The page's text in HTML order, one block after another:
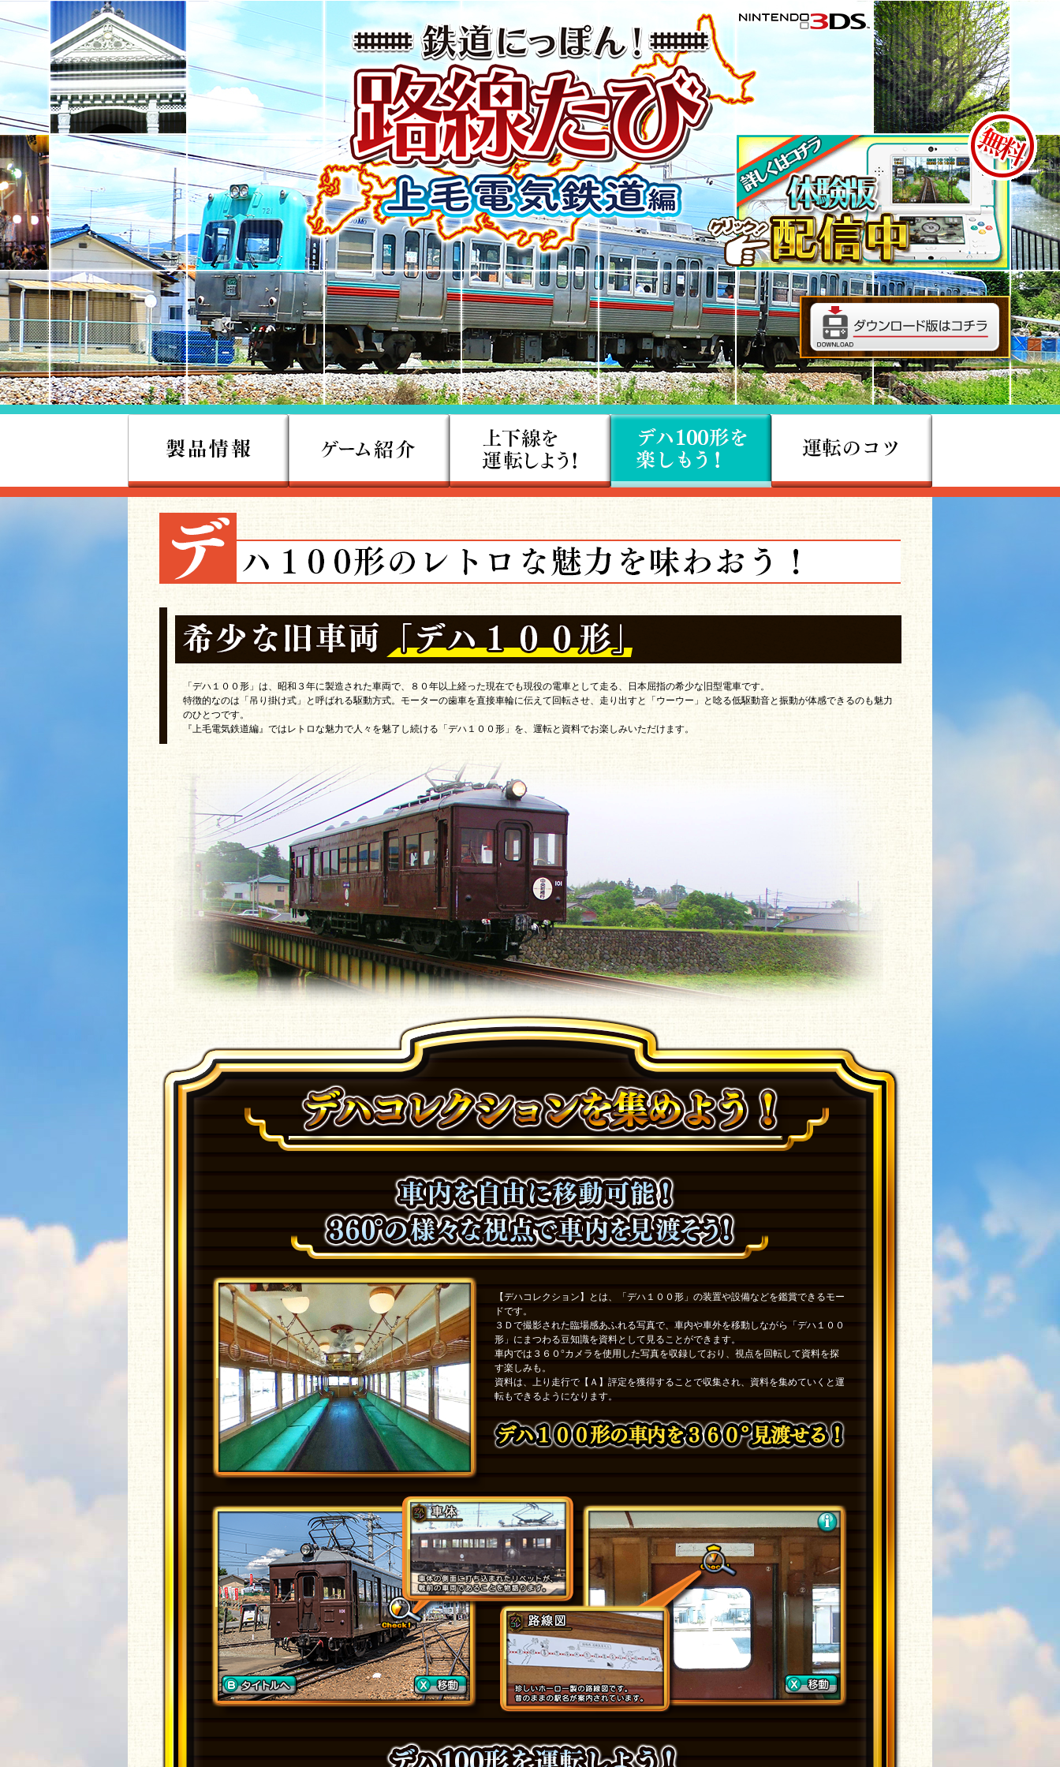
「デハ１００形」は、昭和３年に製造された車両で、８０年以上経った現在でも現役の電車として走る、日本屈指の希少な旧型電車です。
特徴的なのは「吊り掛け式」と呼ばれる駆動方式。モーターの歯車を直接車輪に伝えて回転させ、走り出すと「ウーウー」と唸る低駆動音と振動が体感できるのも魅力
のひとつです。
『上毛電気鉄道編』ではレトロな魅力で人々を魅了し続ける「デハ１００形」を、運転と資料でお楽しみいただけます。
【デハコレクション】とは、「デハ１００形」の装置や設備などを鑑賞できるモー
ドです。
３Ｄで撮影された臨場感あふれる写真で、車内や車外を移動しながら「デハ１００
形」にまつわる豆知識を資料として見ることができます。
車内では３６０°カメラを使用した写真を収録しており、視点を回転して資料を探
す楽しみも。
資料は、上り走行で【Ａ】評定を獲得することで収集され、資料を集めていくと運
転もできるようになります。